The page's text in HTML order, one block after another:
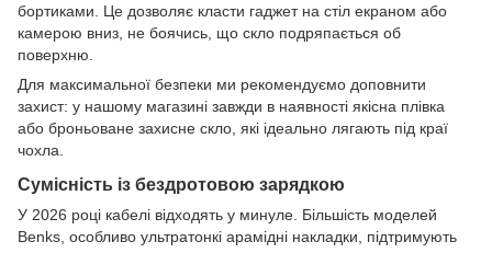
бортиками. Це дозволяє класти гаджет на стіл екраном або
камерою вниз, не боячись, що скло подряпається об
поверхню.
Для максимальної безпеки ми рекомендуємо доповнити
захист: у нашому магазині завжди в наявності якісна плівка
або броньоване захисне скло, які ідеально лягають під краї
чохла.
Сумісність із бездротовою зарядкою
У 2026 році кабелі відходять у минуле. Більшість моделей
Benks, особливо ультратонкі арамідні накладки, підтримують